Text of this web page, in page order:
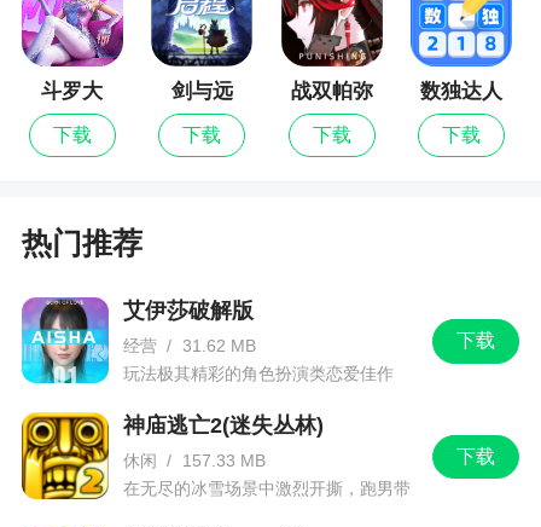
斗罗大
陆：猎魂
世界
下载
剑与远
征：启程
下载
战双帕弥
什
下载
数独达人
下载
热门推荐
下载
艾伊莎破解版
经营 / 31.62 MB
玩法极其精彩的角色扮演类恋爱佳作
下载
神庙逃亡2(迷失丛林)
休闲 /
157.33 MB
在无尽的冰雪场景中激烈开撕，跑男带